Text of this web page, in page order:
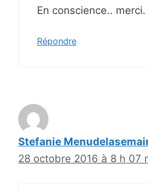
En conscience.. merci.
Répondre
Stefanie
28 octobre 2016 à 8 h 07